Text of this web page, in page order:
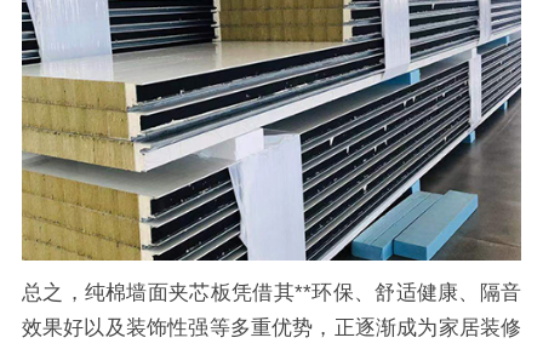
总之，纯棉墙面夹芯板凭借其**环保、舒适健康、隔音
效果好以及装饰性强等多重优势，正逐渐成为家居装修